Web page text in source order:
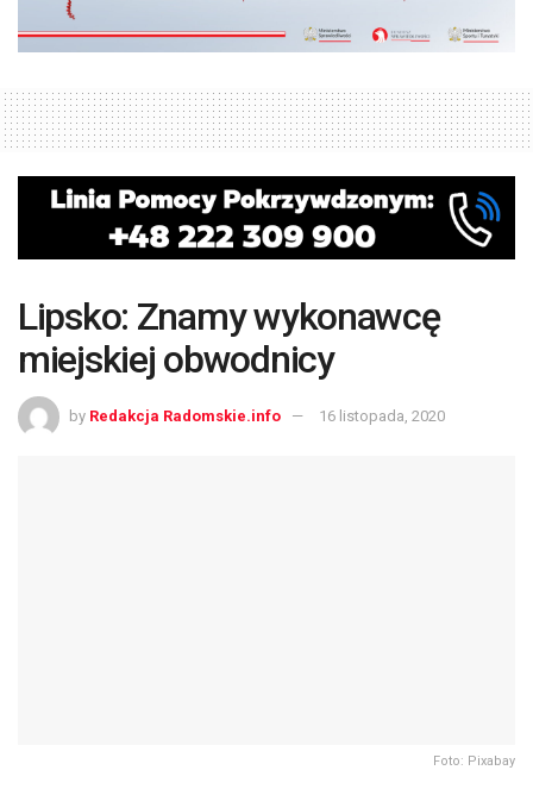
Lipsko: Znamy wykonawcę
miejskiej obwodnicy
by Redakcja Radomskie.info 16 listopada, 2020
Foto: Pixabay